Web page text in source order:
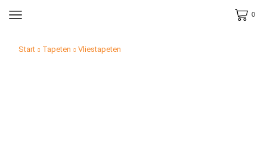
0
Start Tapeten Vliestapeten